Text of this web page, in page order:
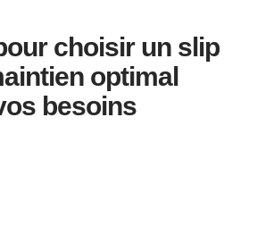
choisir un slip
optimal
besoins